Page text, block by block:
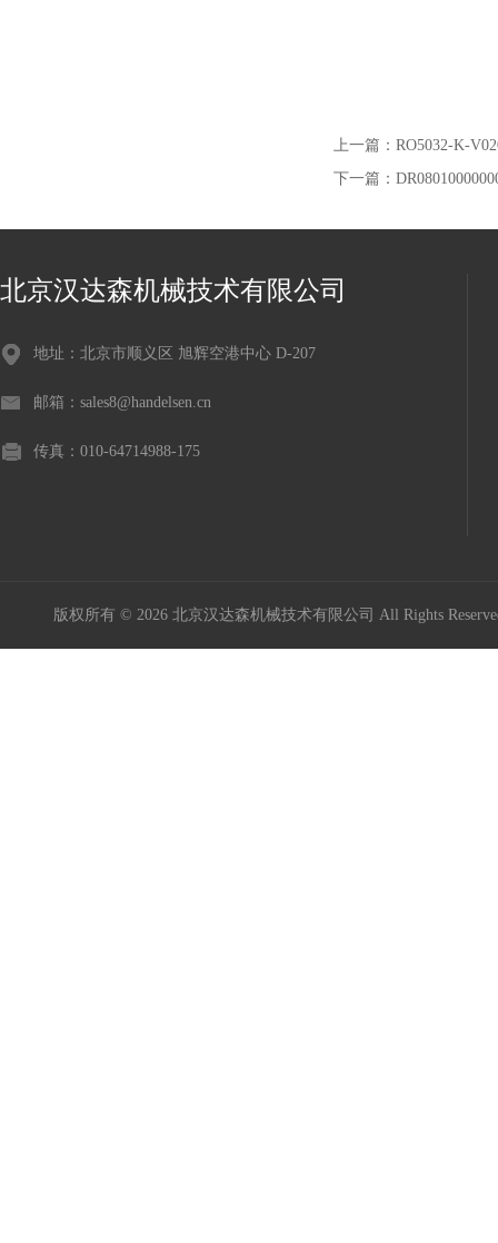
上一篇： RO5032-K-
下一篇：
北京汉达森机械技术有限公司
地址：北京市顺义区 旭辉空港中心 D-207
邮箱：sales8@handelsen.cn
传真：010-64714988-175
版权所有 © 2026 北京汉达森机械技术有限公司 All Rights